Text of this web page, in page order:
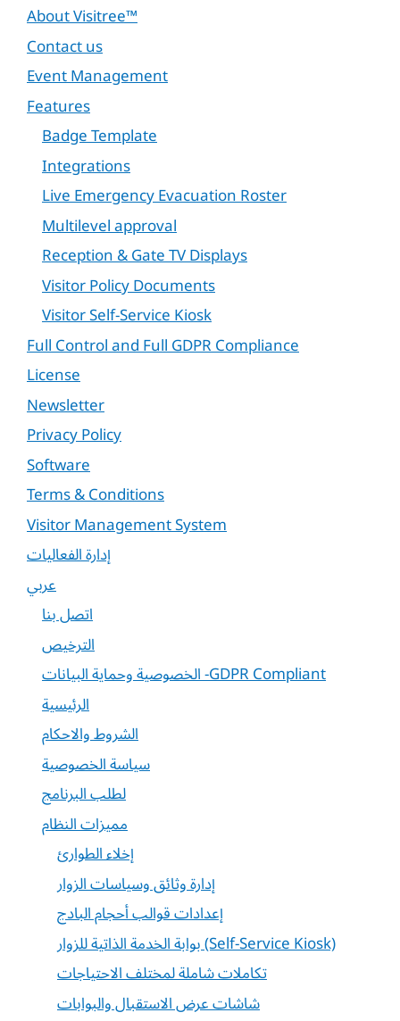
About Visitree™
Contact us
Event Management
Features
Badge Template
Integrations
Live Emergency Evacuation Roster
Multilevel approval
Reception & Gate TV Displays
Visitor Policy Documents
Visitor Self-Service Kiosk
Full Control and Full GDPR Compliance
License
Newsletter
Privacy Policy
Software
Terms & Conditions
Visitor Management System
إدارة الفعاليات
عربي
اتصل بنا
الترخيص
الخصوصية وحماية البيانات -GDPR Compliant
الرئيسية
الشروط والاحكام
سياسة الخصوصية
لطلب البرنامج
مميزات النظام
إخلاء الطوارئ
إدارة وثائق وسياسات الزوار
إعدادات قوالب أحجام البادج
بوابة الخدمة الذاتية للزوار (Self-Service Kiosk)
تكاملات شاملة لمختلف الاحتياجات
شاشات عرض الاستقبال والبوابات